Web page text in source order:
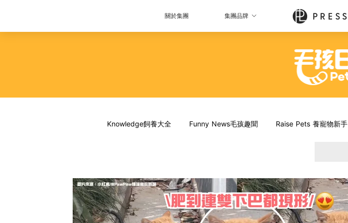
關於集團 集團品牌
Knowledge飼養大全 Funny News毛孩趣聞 Raise Pets 養寵物新手